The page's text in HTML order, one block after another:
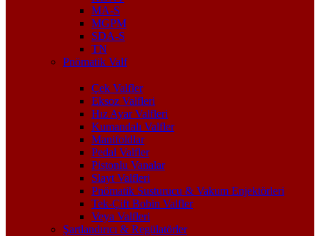
MA-S
MGPM
SDA-S
TN
Pnömatik Valf
Çek Valfler
Eksoz Valfleri
Hız Ayar Valfleri
Kumandalı Valfler
Manifoldlar
Pedal Valfler
Pistonlu Vanalar
Slayt Valfleri
Pnömatik Susturucu & Vakum Enjektörleri
Tek-Çift Bobin Valfler
Veya Valfleri
Şartlandırıcı & Regülatörler